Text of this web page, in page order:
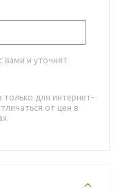
вами и уточнят
только для интернет-
от цен в